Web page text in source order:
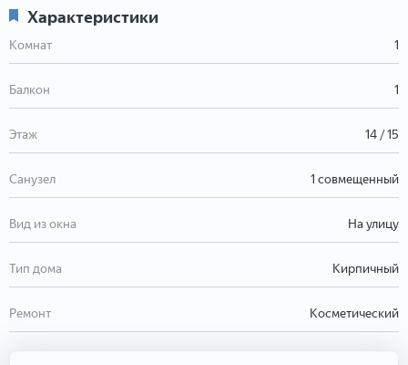
Характеристики
Комнат 1
Балкон 1
Этаж 14 / 15
Санузел 1 совмещенный
Вид из окна На улицу
Тип дома Кирпичный
Ремонт Косметический